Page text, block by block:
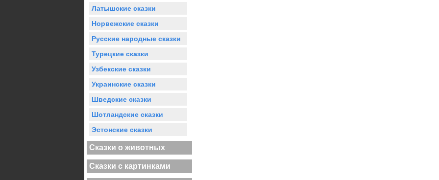
Латышские сказки
Норвежские сказки
Русские народные сказки
Турецкие сказки
Узбекские сказки
Украинские сказки
Шведские сказки
Шотландские сказки
Эстонские сказки
Сказки о животных
Сказки с картинками